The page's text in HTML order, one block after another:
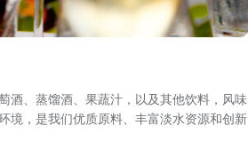
酒、蒸馏酒、果蔬汁，以及其他饮料，风味
境，是我们优质原料、丰富淡水资源和创新